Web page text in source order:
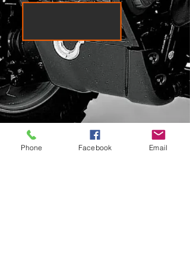
Phone Facebook Email